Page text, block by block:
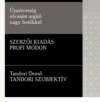
Újszövetség
olvasást segítő
nagy betűkkel
SZERZŐI KIADÁS
PROFI MÓDON
Tandori Dezső
TANDORI SZUBJEKTÍV